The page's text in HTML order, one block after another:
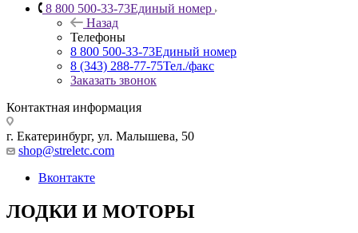
8 800 500-33-73Единый номер
Назад
Телефоны
8 800 500-33-73Единый номер
8 (343) 288-77-75Тел./факс
Заказать звонок
Контактная информация
г. Екатеринбург, ул. Малышева, 50
shop@streletc.com
Вконтакте
ЛОДКИ И МОТОРЫ